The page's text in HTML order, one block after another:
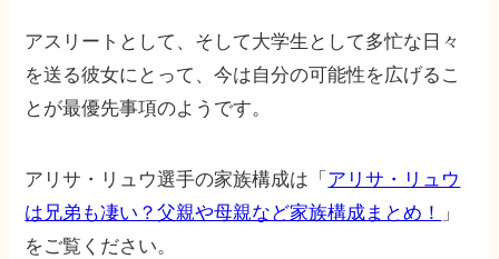
アスリートとして、そして大学生として多忙な日々
を送る彼女にとって、今は自分の可能性を広げるこ
とが最優先事項のようです。
アリサ・リュウ選手の家族構成は「 アリサ・リュウ
は兄弟も凄い？父親や母親など家族構成まとめ！
」
をご覧ください。